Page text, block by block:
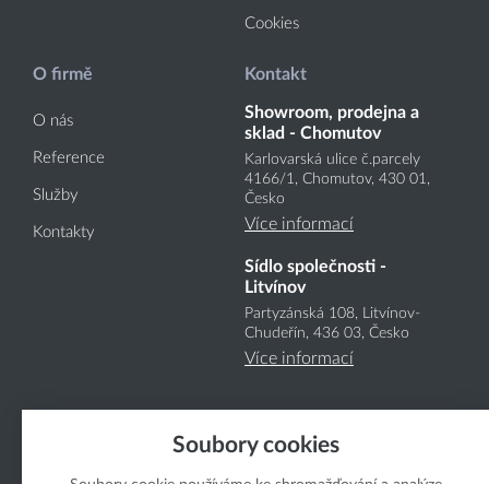
Cookies
O firmě
O nás
Reference
Služby
Kontakty
Kontakt
Showroom, prodejna a
sklad - Chomutov
Karlovarská ulice č.parcely
4166/1, Chomutov, 430 01,
Česko
Více informací
Sídlo společnosti -
Litvínov
Partyzánská 108, Litvínov-
Chudeřín, 436 03, Česko
Více informací
Soubory cookies